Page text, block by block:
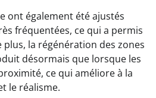
ont également été ajustés
fréquentées, ce qui a permis
plus, la régénération des zones
désormais que lorsque les
ce qui améliore à la
le réalisme.